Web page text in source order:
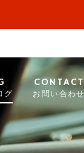
グ
CONTACT
お問い合わせ